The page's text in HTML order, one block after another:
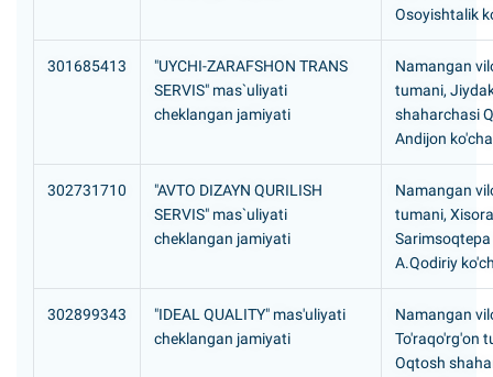
Osoyishtalik
301685413
"UYCHI-ZARAFSHON TRANS
SERVIS" mas`uliyati
cheklangan jamiyati
Namangan
tumani,
shaharchasi
Andijon
302731710
"AVTO DIZAYN QURILISH
SERVIS" mas`uliyati
cheklangan jamiyati
Namangan
tumani,
Sarimsoqtepa
A.Qodiriy
302899343
"IDEAL QUALITY" mas'uliyati
cheklangan jamiyati
Namangan
To'raqo'rg'on
Oqtosh